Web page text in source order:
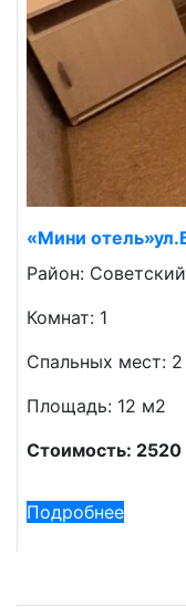
«Мини
Район: Советский
Комнат: 1
Спальных мест: 2
Площадь: 12 м2
Стоимость: 2520
Подробнее